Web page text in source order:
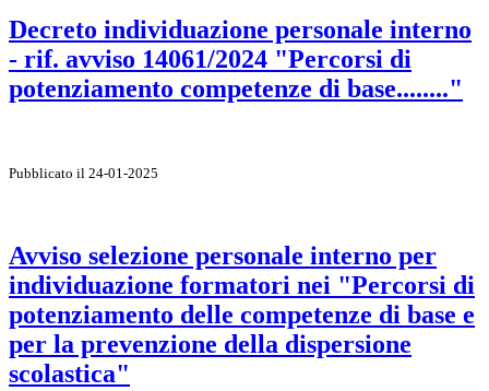
Decreto individuazione personale interno
- rif. avviso 14061/2024 "Percorsi di
potenziamento competenze di base........"
Pubblicato il 24-01-2025
Avviso selezione personale interno per
individuazione formatori nei "Percorsi di
potenziamento delle competenze di base e
per la prevenzione della dispersione
scolastica"